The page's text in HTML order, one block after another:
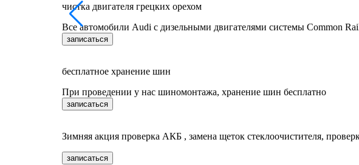
чистка двигателя грецких орехом
Все автомобили Audi c дизельными двигателями системы Common
записаться
бесплатное хранение шин
При проведении у нас шиномонтажа, хранение шин бесплатно
записаться
Зимняя акция проверка АКБ , замена щеток стеклоочистителя,
записаться